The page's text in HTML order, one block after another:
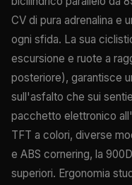
CV di pura adrenalina e
ogni sfida. La sua
escursione e ruote a
posteriore), garantisce
sull'asfalto che sui
pacchetto elettronico
TFT a colori, diverse
e ABS cornering, la
superiori. Ergonomia